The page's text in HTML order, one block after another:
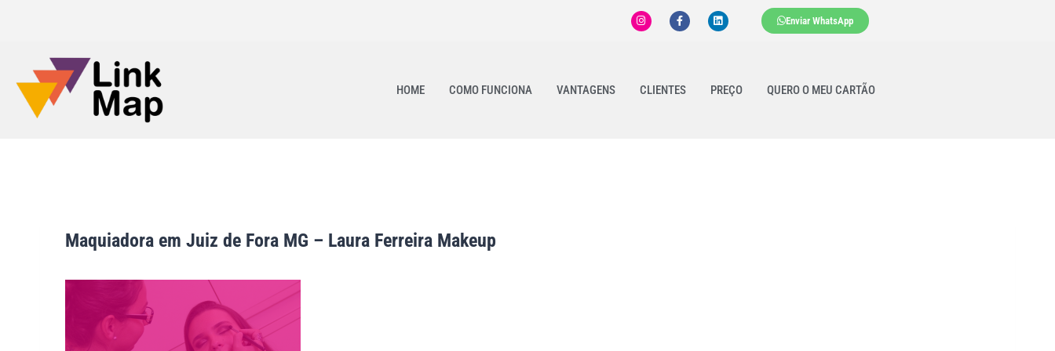
Enviar WhatsApp
HOME COMO FUNCIONA VANTAGENS CLIENTES PREÇO QUERO O MEU CARTÃO
Maquiadora em Juiz de Fora MG – Laura Ferreira Makeup